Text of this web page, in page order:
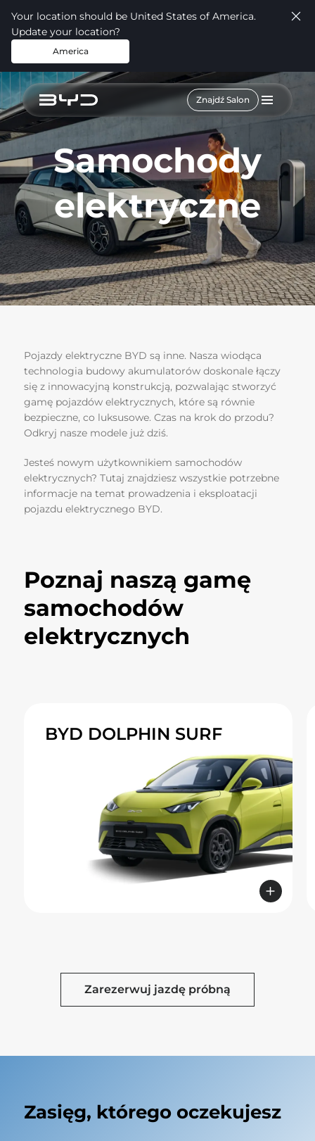
Your location should be United States of America.
Update your location?
America
Znajdź Salon
Samochody
elektryczne
Pojazdy elektryczne BYD są inne. Nasza wiodąca
technologia budowy akumulatorów doskonale łączy
się z innowacyjną konstrukcją, pozwalając stworzyć
gamę pojazdów elektrycznych, które są równie
bezpieczne, co luksusowe. Czas na krok do przodu?
Odkryj nasze modele już dziś.
Jesteś nowym użytkownikiem samochodów
elektrycznych? Tutaj znajdziesz wszystkie potrzebne
informacje na temat prowadzenia i eksploatacji
pojazdu elektrycznego BYD.
Poznaj naszą gamę
samochodów
elektrycznych
BYD DOLPHIN SURF
do 322 km
Obrotowy ekran dotykowy o przekątnej
10,1"
Przestronny czterodrzwiowy hatchback
Moc silnika elektrycznego nawet 156 KM
Dostępny z systemem kamer 360°
ISOFIX na przednim fotelu pasażera
Zarezerwuj jazdę próbną
Zasięg, którego oczekujesz